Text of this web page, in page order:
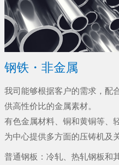
钢铁・非金属
我司能够根据客户的需求，配
供高性价比的金属素材。
有色金属材料、铜和黄铜等、
为中心提供多方面的压铸机及
普通钢板：冷轧、热轧钢板和